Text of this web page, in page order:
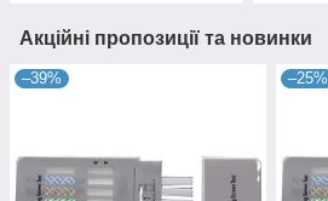
Акційні пропозиції та новинки
–39% –25%